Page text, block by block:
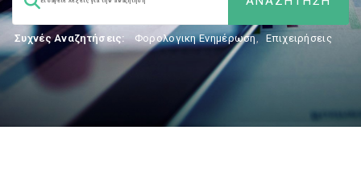
Συχνές Αναζητήσεις: Φορολογικη Ενημέρωση, Επιχειρήσεις